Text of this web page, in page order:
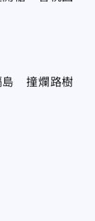
島 撞爛路樹